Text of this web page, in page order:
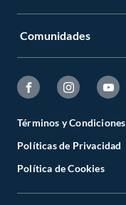
Comunidades
Términos y Condiciones
Políticas de Privacidad
Política de Cookies